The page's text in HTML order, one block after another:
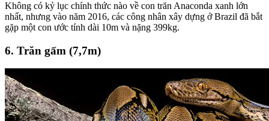
Không có kỷ lục chính thức nào về con trăn Anaconda xanh lớn
nhất, nhưng vào năm 2016, các công nhân xây dựng ở Brazil đã bắt
gặp một con ước tính dài 10m và nặng 399kg.
6. Trăn gấm (7,7m)